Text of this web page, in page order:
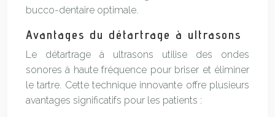
bucco-dentaire optimale.
Avantages du détartrage à ultrasons
Le détartrage à ultrasons utilise des ondes
sonores à haute fréquence pour briser et éliminer
le tartre. Cette technique innovante offre plusieurs
avantages significatifs pour les patients :